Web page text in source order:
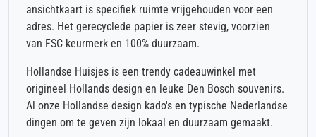
ansichtkaart is specifiek ruimte vrijgehouden voor een
adres. Het gerecyclede papier is zeer stevig, voorzien
van FSC keurmerk en 100% duurzaam.
Hollandse Huisjes is een trendy cadeauwinkel met
origineel Hollands design en leuke Den Bosch souvenirs.
Al onze Hollandse design kado's en typische Nederlandse
dingen om te geven zijn lokaal en duurzaam gemaakt.